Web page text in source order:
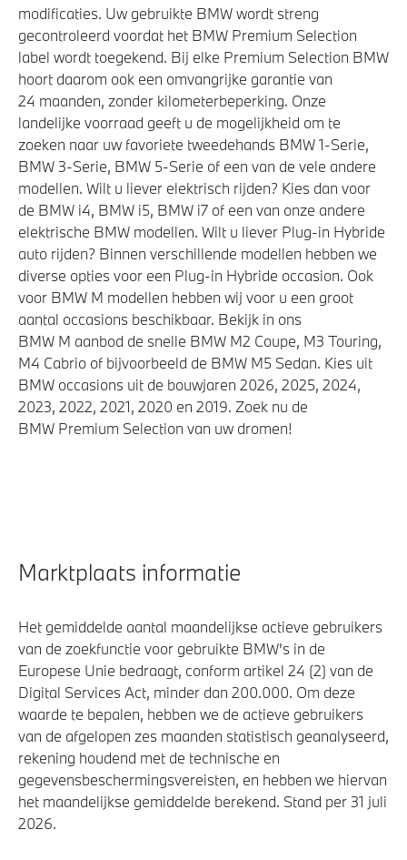
modificaties. Uw gebruikte BMW wordt streng
gecontroleerd voordat het BMW Premium Selection
label wordt toegekend. Bij elke Premium Selection BMW
hoort daarom ook een omvangrijke garantie van
24 maanden, zonder kilometerbeperking. Onze
landelijke voorraad geeft u de mogelijkheid om te
zoeken naar uw favoriete tweedehands BMW 1-Serie,
BMW 3-Serie, BMW 5-Serie of een van de vele andere
modellen. Wilt u liever elektrisch rijden? Kies dan voor
de BMW i4, BMW i5, BMW i7 of een van onze andere
elektrische BMW modellen. Wilt u liever Plug-in Hybride
auto rijden? Binnen verschillende modellen hebben we
diverse opties voor een Plug-in Hybride occasion. Ook
voor BMW M modellen hebben wij voor u een groot
aantal occasions beschikbaar. Bekijk in ons
BMW M aanbod de snelle BMW M2 Coupe, M3 Touring,
M4 Cabrio of bijvoorbeeld de BMW M5 Sedan. Kies uit
BMW occasions uit de bouwjaren 2026, 2025, 2024,
2023, 2022, 2021, 2020 en 2019. Zoek nu de
BMW Premium Selection van uw dromen!
Marktplaats informatie
Het gemiddelde aantal maandelijkse actieve gebruikers
van de zoekfunctie voor gebruikte BMW's in de
Europese Unie bedraagt, conform artikel 24 (2) van de
Digital Services Act, minder dan 200.000. Om deze
waarde te bepalen, hebben we de actieve gebruikers
van de afgelopen zes maanden statistisch geanalyseerd,
rekening houdend met de technische en
gegevensbeschermingsvereisten, en hebben we hiervan
het maandelijkse gemiddelde berekend. Stand per 31 juli
2026.